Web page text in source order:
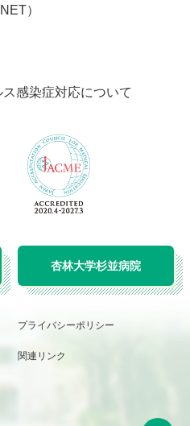
）
感染症対応について
杏林大学杉並病院
プライバシーポリシー
関連リンク